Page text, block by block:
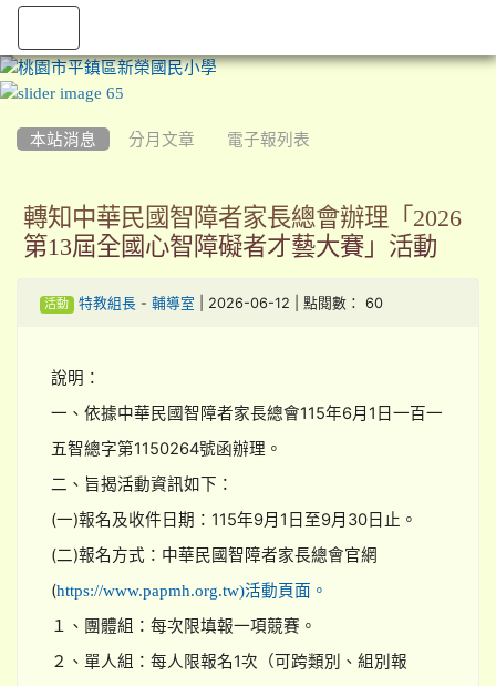
本站消息 分月文章 電子報列表
轉知中華民國智障者家長總會辦理「2026
第13屆全國心智障礙者才藝大賽」活動
活動 特教組長- 輔導室 | 2026-06-12 | 點閱數： 60
說明：
一、依據中華民國智障者家長總會115年6月1日一百一
五智總字第1150264號函辦理。
二、旨揭活動資訊如下：
(一)報名及收件日期：115年9月1日至9月30日止。
(二)報名方式：中華民國智障者家長總會官網
(https://www.papmh.org.tw)活動頁面。
１、團體組：每次限填報一項競賽。
２、單人組：每人限報名1次（可跨類別、組別報